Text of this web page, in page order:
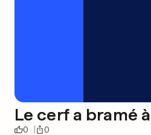
Le cerf a bramé
0 0